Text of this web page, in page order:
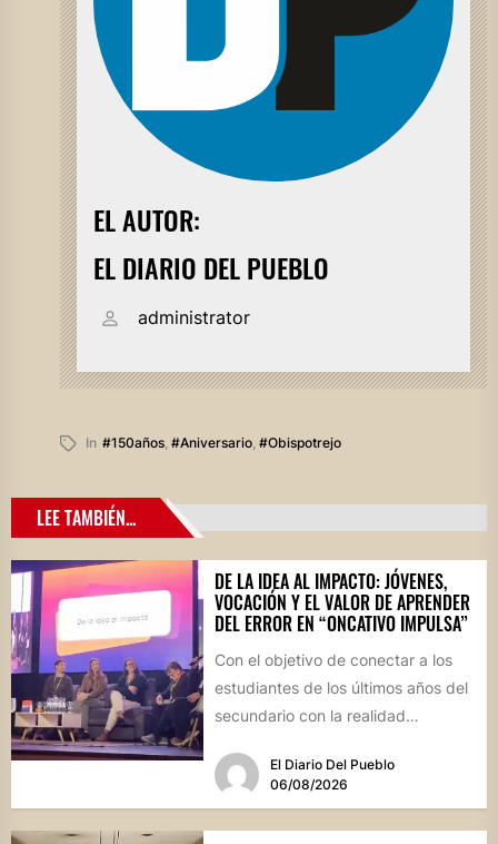
EL AUTOR:
EL DIARIO DEL PUEBLO
administrator
In #150años, #aniversario, #obispotrejo
LEE TAMBIÉN...
DE LA IDEA AL IMPACTO: JÓVENES,
VOCACIÓN Y EL VALOR DE APRENDER
DEL ERROR EN “ONCATIVO IMPULSA”
Con el objetivo de conectar a los
estudiantes de los últimos años del
secundario con la realidad
El Diario Del Pueblo
06/08/2026